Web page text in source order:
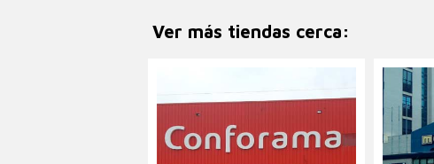
Ver más tiendas cerca: